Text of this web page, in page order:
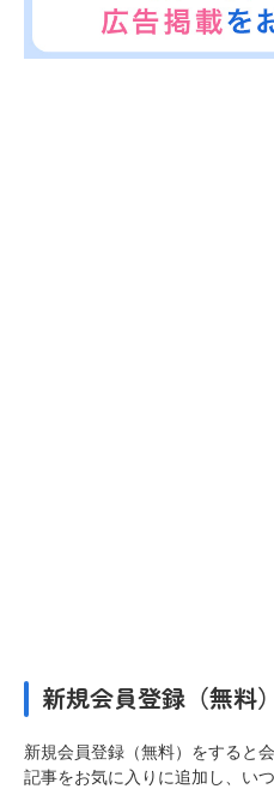
新規会員登録（無料）
新規会員登録（無料）をすると
記事をお気に入りに追加し、い